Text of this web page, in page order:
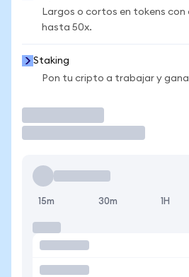
Largos o cortos en tokens
hasta 50x.
Staking
Pon tu cripto a trabajar y
15m 30m 1H